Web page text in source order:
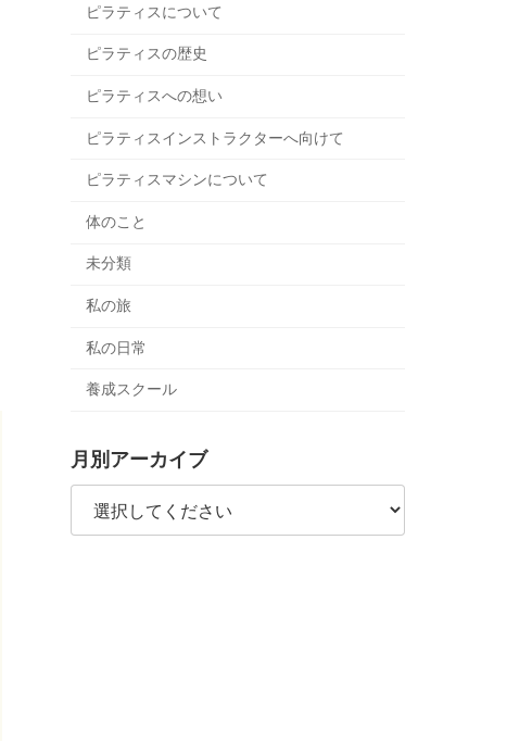
ピラティスについて
ピラティスの歴史
ピラティスへの想い
ピラティスインストラクターへ向けて
ピラティスマシンについて
体のこと
未分類
私の旅
私の日常
養成スクール
月別アーカイブ